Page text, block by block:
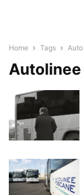
Home Tags